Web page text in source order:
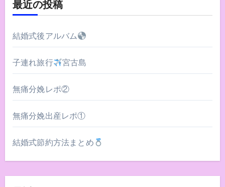
最近の投稿
結婚式後アルバム
子連れ旅行 宮古島
無痛分娩レポ②
無痛分娩出産レポ①
結婚式節約方法まとめ